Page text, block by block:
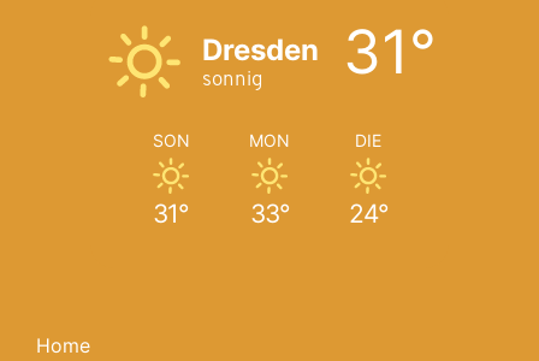
Dresden
sonnig 31°
SON
31°
MON
33°
DIE
24°
Home